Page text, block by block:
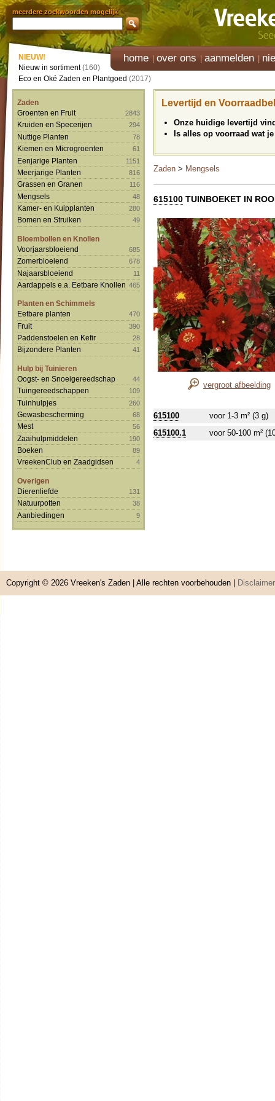
meerdere zoekwoorden mogelijk
home over ons aanmelden
NIEUW!
Nieuw in sortiment(160)
Eco en Oké Zaden en Plantgoed (2017)
Zaden
Groenten en Fruit
2843
Kruiden en Specerijen 294
Nuttige Planten 78
Kiemen en Microgroenten 61
Eenjarige Planten 1151
Meerjarige Planten 816
Grassen en Granen 116
Mengsels 48
Kamer- en Kuipplanten 280
Bomen en Struiken 49
Bloembollen en Knollen
Voorjaarsbloeiend
685
Zomerbloeiend 678
Najaarsbloeiend 11
Aardappels e.a. Eetbare Knollen 465
Planten en Schimmels
Eetbare planten
470
Fruit 390
Paddenstoelen en Kefir 28
Bijzondere Planten 41
Hulp bij Tuinieren
Oogst- en Snoeigereedschap
44
Tuingereedschappen 109
Tuinhulpjes 260
Gewasbescherming 68
Mest 56
Zaaihulpmiddelen 190
Boeken 89
VreekenClub en Zaadgidsen 4
Overigen
Dierenliefde
131
Natuurpotten 38
Aanbiedingen 9
Levertijd en
Onze huidige levertijd
Is alles op voorraad wat
Zaden > Mengsels
615100 TUINBOEKET IN
vergroot afbeelding
615100
voor 1-3 m² (3 g)
615100.1
voor 50-100 m²
Copyright © 2026 Vreeken's Zaden | Alle rechten voorbehouden | Disclaimer